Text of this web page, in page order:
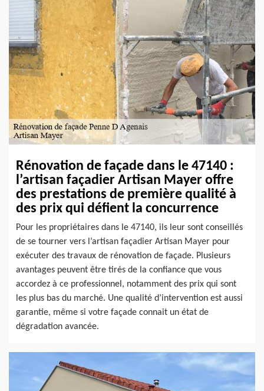
Rénovation de façade dans le 47140 :
l’artisan façadier Artisan Mayer offre
des prestations de première qualité à
des prix qui défient la concurrence
Pour les propriétaires dans le 47140, ils leur sont conseillés
de se tourner vers l’artisan façadier Artisan Mayer pour
exécuter des travaux de rénovation de façade. Plusieurs
avantages peuvent être tirés de la confiance que vous
accordez à ce professionnel, notamment des prix qui sont
les plus bas du marché. Une qualité d’intervention est aussi
garantie, même si votre façade connait un état de
dégradation avancée.